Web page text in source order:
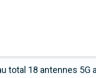
total 18 antennes